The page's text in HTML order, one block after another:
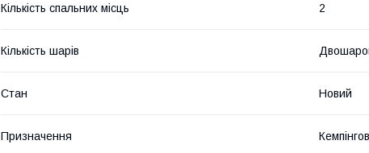
Кількість спальних місць 2
Кількість шарів
Стан Новий
Призначення